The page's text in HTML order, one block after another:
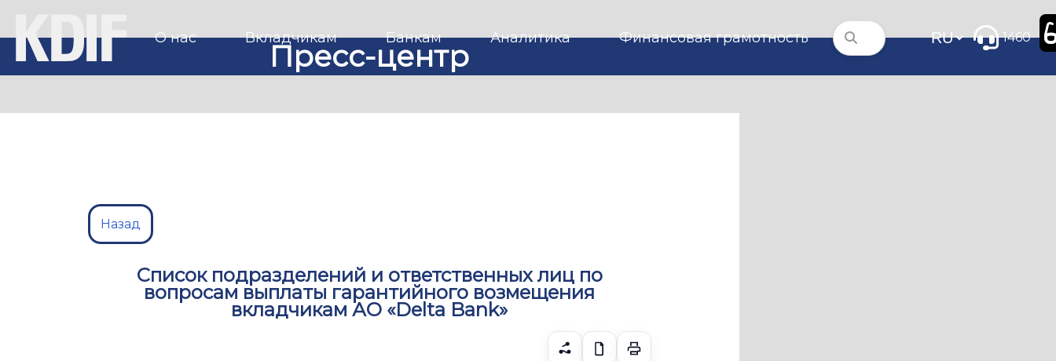
О нас Вкладчикам Банкам Аналитика Финансовая грамотность 1460
Пресс-центр
Назад
Список подразделений и ответственных лиц по
вопросам выплаты гарантийного возмещения
вкладчикам АО «Delta Bank»